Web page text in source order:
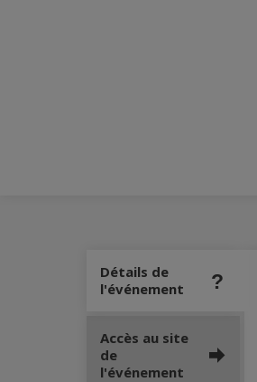
Détails de
l'événement
Accès au site
de
l'événement